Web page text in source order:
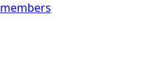
members